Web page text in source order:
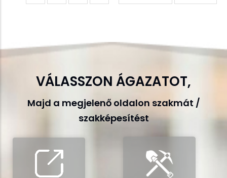
oldal
oldal
VÁLASSZON ÁGAZATOT,
Majd a megjelenő oldalon szakmát /
szakképesítést